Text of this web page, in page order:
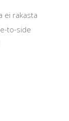
ei rakasta
to-side